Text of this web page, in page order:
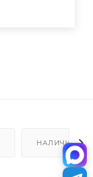
НАЛИЧИЕ